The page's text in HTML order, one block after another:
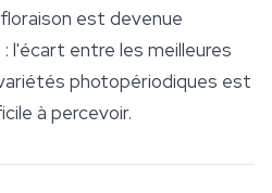
est devenue
l'écart entre les meilleures
photopériodiques est
à percevoir.